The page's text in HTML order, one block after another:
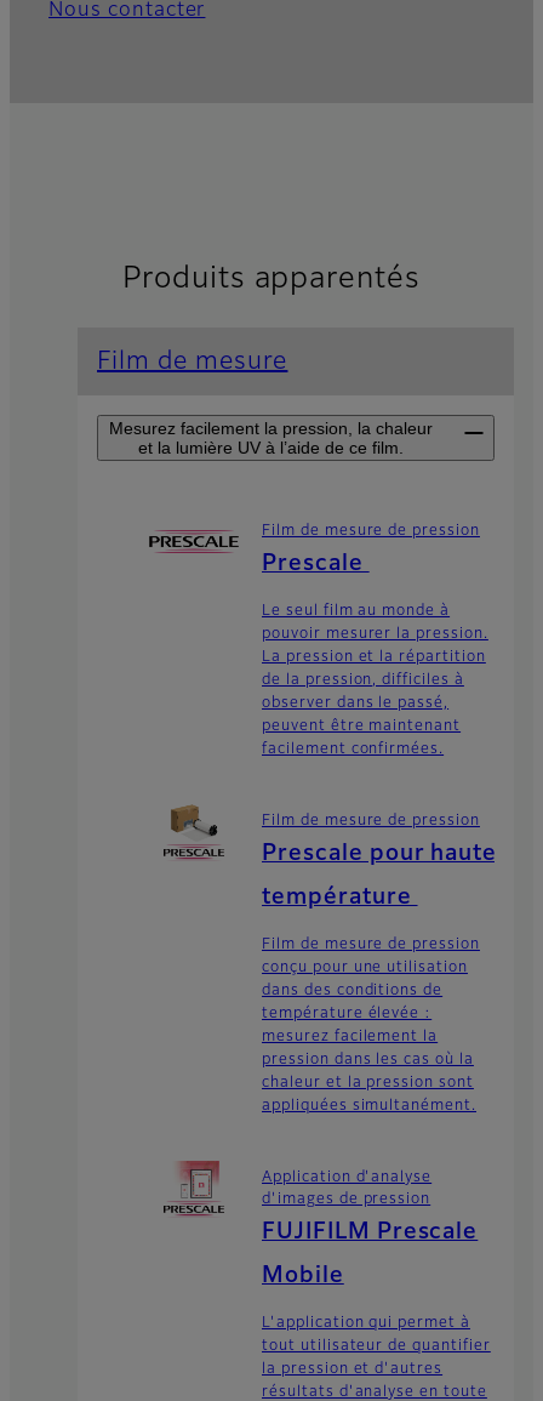
Nous contacter
Produits apparentés
Film de mesure
Mesurez facilement la pression, la chaleur
et la lumière UV à l’aide de ce film.
Film de mesure de pression
Prescale
Le seul film au monde à
pouvoir mesurer la pression.
La pression et la répartition
de la pression, difficiles à
observer dans le passé,
peuvent être maintenant
facilement confirmées.
Film de mesure de pression
Prescale pour haute
température
Film de mesure de pression
conçu pour une utilisation
dans des conditions de
température élevée :
mesurez facilement la
pression dans les cas où la
chaleur et la pression sont
appliquées simultanément.
Application d'analyse
d'images de pression
FUJIFILM Prescale
Mobile
L'application qui permet à
tout utilisateur de quantifier
la pression et d'autres
résultats d'analyse en toute